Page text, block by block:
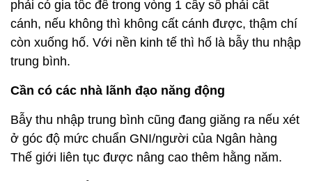
phải có gia tốc để trong vòng 1 cây số phải cất
cánh, nếu không thì không cất cánh được, thậm chí
còn xuống hố. Với nền kinh tế thì hố là bẫy thu nhập
trung bình.
Cần có các nhà lãnh đạo năng động
Bẫy thu nhập trung bình cũng đang giăng ra nếu xét
ở góc độ mức chuẩn GNI/người của Ngân hàng
Thế giới liên tục được nâng cao thêm hằng năm.